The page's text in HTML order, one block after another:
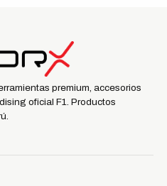
premium, accesorios
oficial F1. Productos